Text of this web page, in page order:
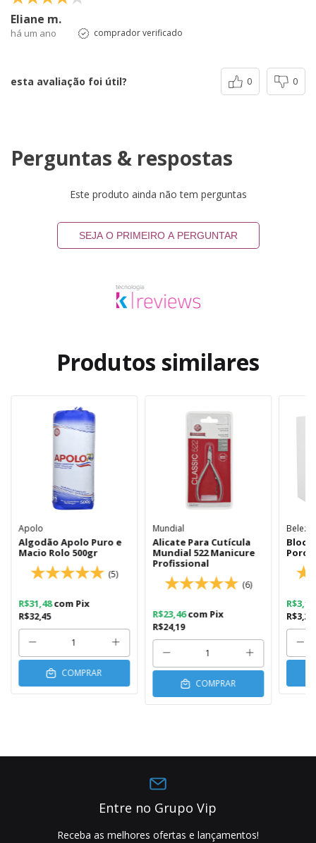
Eliane m.
há um ano comprador verificado
esta avaliação foi útil? 0 0
Perguntas & respostas
Este produto ainda não tem perguntas
SEJA O PRIMEIRO A PERGUNTAR
Produtos similares
Apolo
Algodão Apolo Puro e
Macio Rolo 500gr
(5)
R$32,45
R$31,48com Pix
COMPRAR
Mundial
Alicate Para Cutícula
Mundial 522 Manicure
Profissional
(6)
R$24,19
R$23,46com Pix
COMPRAR
Bloco
Poros
R$3,29
Entre no Grupo Vip
Receba as melhores ofertas e lançamentos!